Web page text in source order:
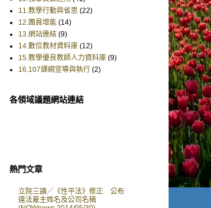
11.教學行動與省思 (22)
12.團員增能 (14)
13.網站連結 (9)
14.數位教材資料庫 (12)
15.教學優良教師人力資料庫 (9)
16.107課綱宣導與執行 (2)
各領域議題網站連結
熱門文章
立院三讀／《性平法》修正 公布
違法雇主姓名及公司名稱